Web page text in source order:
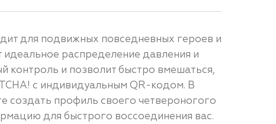
для подвижных повседневных героев и
распределение давления и
контроль и позволит быстро вмешаться,
с индивидуальным QR-кодом. В
создать профиль своего четвероногого
для быстрого воссоединения вас.